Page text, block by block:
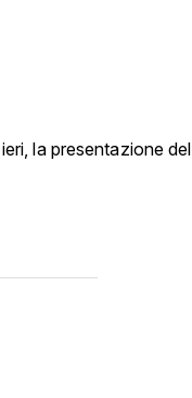
la presentazione del